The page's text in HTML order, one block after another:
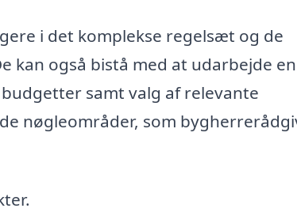
i det komplekse regelsæt og de
kan også bistå med at udarbejde en
samt valg af relevante
nøgleområder, som